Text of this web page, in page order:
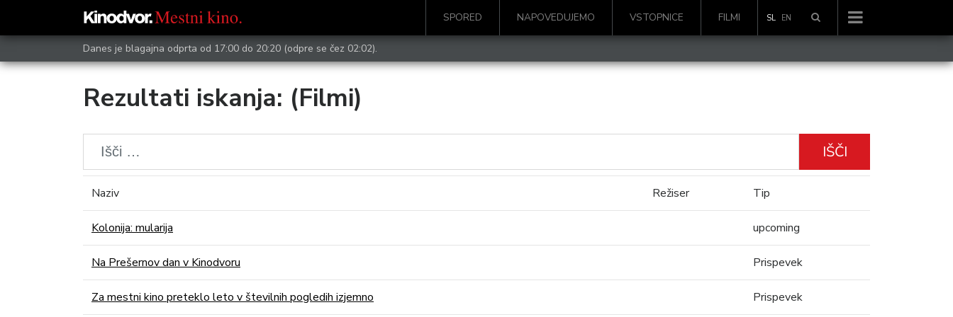
SPORED NAPOVEDUJEMO VSTOPNICE FILMI SL EN
Danes je blagajna odprta od 17:00 do 20:20 (odpre se čez 02:02).
Rezultati iskanja: (Filmi)
IŠČI
Naziv Režiser Tip
Kolonija: mularija upcoming
Na Prešernov dan v Kinodvoru Prispevek
Za mestni kino preteklo leto v številnih pogledih izjemno Prispevek